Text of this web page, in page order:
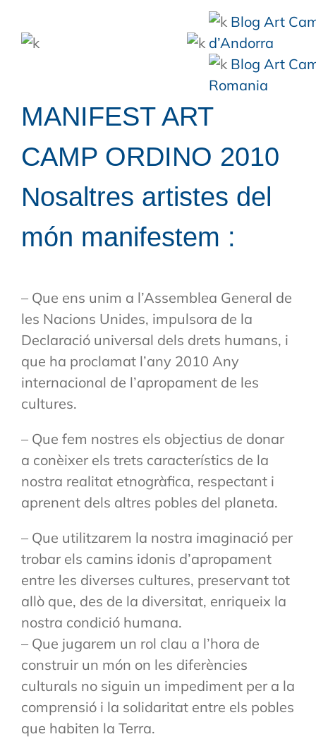
Blog Art
d’Andorra
Blog Art
Romania
MANIFEST ART
CAMP ORDINO 2010
Nosaltres artistes del
món manifestem :
– Que ens unim a l’Assemblea General de
les Nacions Unides, impulsora de la
Declaració universal dels drets humans, i
que ha proclamat l’any 2010 Any
internacional de l’apropament de les
cultures.
– Que fem nostres els objectius de donar
a conèixer els trets característics de la
nostra realitat etnogràfica, respectant i
aprenent dels altres pobles del planeta.
– Que utilitzarem la nostra imaginació per
trobar els camins idonis d’apropament
entre les diverses cultures, preservant tot
allò que, des de la diversitat, enriqueix la
nostra condició humana.
– Que jugarem un rol clau a l’hora de
construir un món on les diferències
culturals no siguin un impediment per a la
comprensió i la solidaritat entre els pobles
que habiten la Terra.